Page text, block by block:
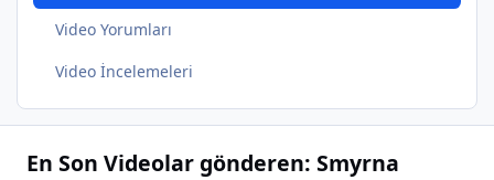
Video Yorumları
Video İncelemeleri
En Son Videolar gönderen: Smyrna